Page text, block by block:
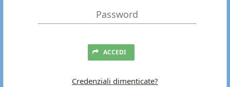
ACCEDI
Credenziali dimenticate?